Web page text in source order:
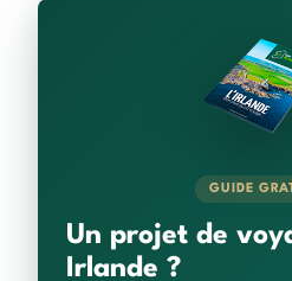
GUIDE
Un projet de
Irlande ?